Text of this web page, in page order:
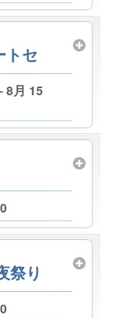
トセ
8月 15
祭り